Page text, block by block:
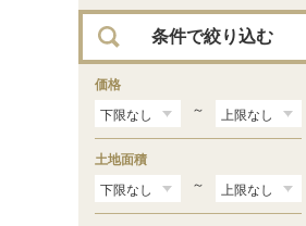
（8）
（26）
西岡崎（2）
三河安城（2）
東刈谷
野田新町（9）
刈谷
逢妻
大府（3）
条件で絞り込む
価格
～
土地面積
～